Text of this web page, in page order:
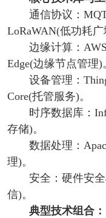
通信协议：
LoRaWAN(低功耗广
边缘计算：
Edge(边缘节点管理)
设备管理：
Core(托管服务)。
时序数据库：
存储)。
数据处理：
理)。
安全：硬件安
信)。
典型技术组合：